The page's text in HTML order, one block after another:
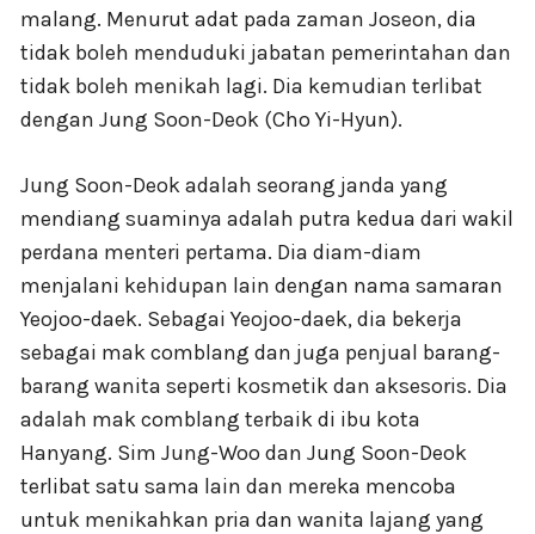
malang. Menurut adat pada zaman Joseon, dia
tidak boleh menduduki jabatan pemerintahan dan
tidak boleh menikah lagi. Dia kemudian terlibat
dengan Jung Soon-Deok (Cho Yi-Hyun).
Jung Soon-Deok adalah seorang janda yang
mendiang suaminya adalah putra kedua dari wakil
perdana menteri pertama. Dia diam-diam
menjalani kehidupan lain dengan nama samaran
Yeojoo-daek. Sebagai Yeojoo-daek, dia bekerja
sebagai mak comblang dan juga penjual barang-
barang wanita seperti kosmetik dan aksesoris. Dia
adalah mak comblang terbaik di ibu kota
Hanyang. Sim Jung-Woo dan Jung Soon-Deok
terlibat satu sama lain dan mereka mencoba
untuk menikahkan pria dan wanita lajang yang